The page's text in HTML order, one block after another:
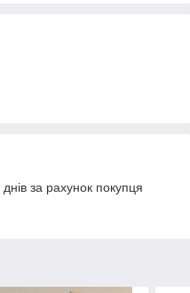
за рахунок покупця